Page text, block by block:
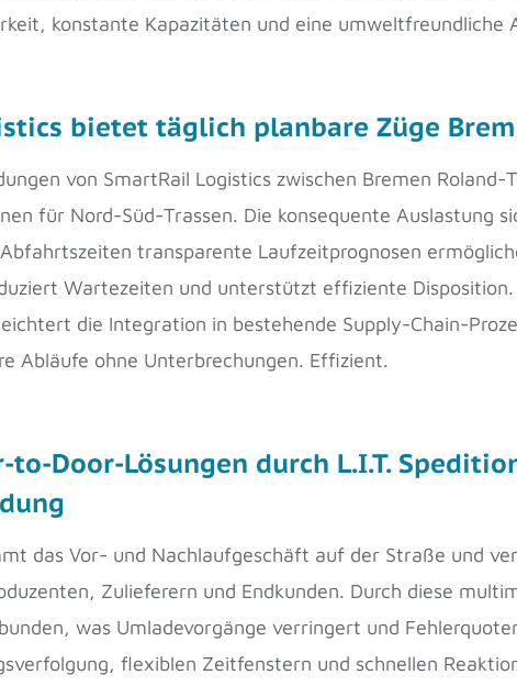
konstante Kapazitäten und eine
bietet täglich planbare Züge
von SmartRail Logistics zwischen Bremen
für Nord-Süd-Trassen. Die konsequente Auslastung
transparente Laufzeitprognosen
Wartezeiten und unterstützt effiziente
die Integration in bestehende Supply-Chain-
Abläufe ohne Unterbrechungen. Effizient.
to-Door-Lösungen durch L.I.T.
das Vor- und Nachlaufgeschäft auf der Straße und
Zulieferern und Endkunden. Durch diese
was Umladevorgänge verringert und
flexiblen Zeitfenstern und schnellen